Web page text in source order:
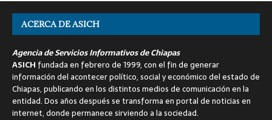
ACERCA DE ASICH
Agencia de Servicios Informativos de Chiapas
ASICH fundada en febrero de 1999, con el fin de generar
información del acontecer político, social y económico del estado de
Chiapas, publicando en los distintos medios de comunicación en la
entidad. Dos años después se transforma en portal de noticias en
internet, donde permanece sirviendo a la sociedad.